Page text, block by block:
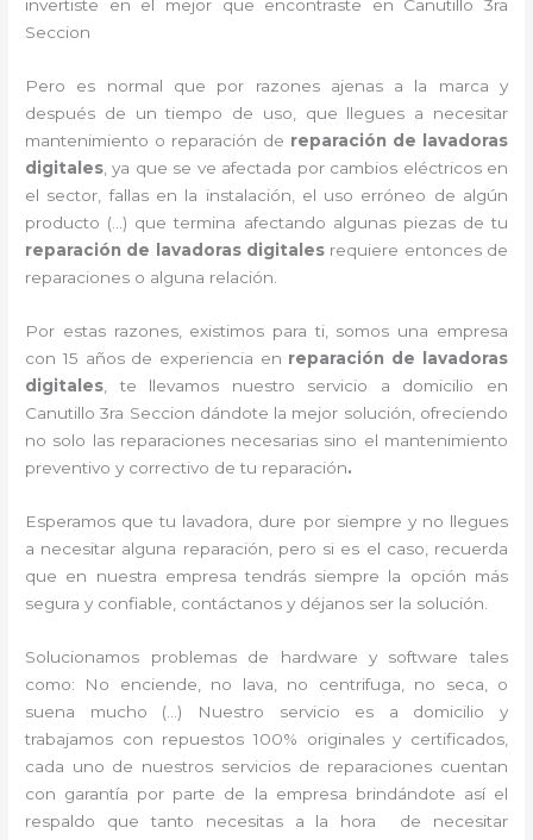
invertiste en el mejor que encontraste en Canutillo 3ra
Seccion
Pero es normal que por razones ajenas a la marca y
después de un tiempo de uso, que llegues a necesitar
mantenimiento o reparación de reparación de lavadoras
digitales , ya que se ve afectada por cambios eléctricos en
el sector, fallas en la instalación, el uso erróneo de algún
producto (…) que termina afectando algunas piezas de tu
reparación de lavadoras digitales requiere entonces de
reparaciones o alguna relación.
Por estas razones, existimos para ti, somos una empresa
con 15 años de experiencia en reparación de lavadoras
digitales , te llevamos nuestro servicio a domicilio en
Canutillo 3ra Seccion dándote la mejor solución, ofreciendo
no solo las reparaciones necesarias sino el mantenimiento
preventivo y correctivo de tu reparación.
Esperamos que tu lavadora, dure por siempre y no llegues
a necesitar alguna reparación, pero si es el caso, recuerda
que en nuestra empresa tendrás siempre la opción más
segura y confiable, contáctanos y déjanos ser la solución.
Solucionamos problemas de hardware y software tales
como: No enciende, no lava, no centrifuga, no seca, o
suena mucho (…) Nuestro servicio es a domicilio y
trabajamos con repuestos 100% originales y certificados,
cada uno de nuestros servicios de reparaciones cuentan
con garantía por parte de la empresa brindándote así el
respaldo que tanto necesitas a la hora de necesitar